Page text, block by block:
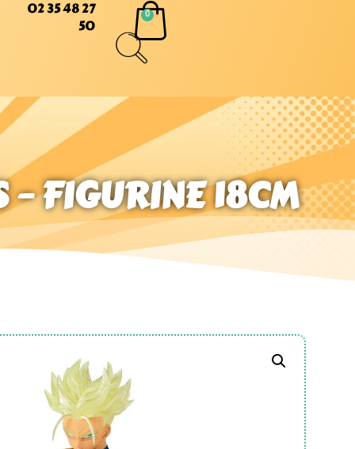
02 35 48 27
50
FIGURINE 18CM